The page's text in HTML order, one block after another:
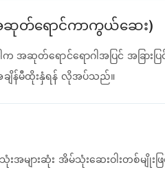
န်အဆုတ်ရောင်ကာကွယ်ဆေး)
တ်ရောင်ရောဂါအပြင် အခြားပြင်း
ချိန်မီထိုးနှံရန် လိုအပ်သည်။
အများဆုံး အိမ်သုံးဆေးဝါးတစ်မျိုး